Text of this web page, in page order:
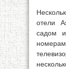
отели
садом